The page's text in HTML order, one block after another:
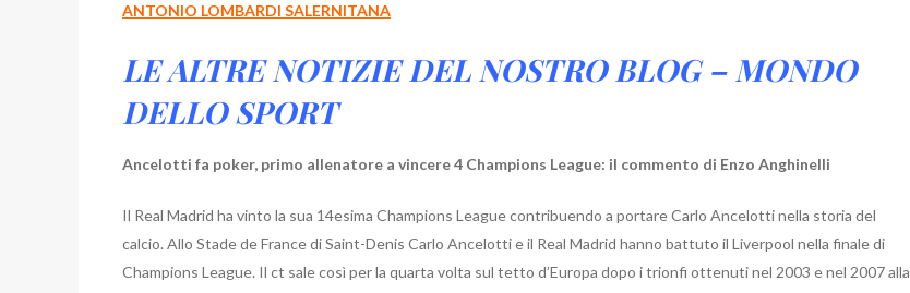
ANTONIO LOMBARDI SALERNITANA
LE ALTRE NOTIZIE DEL NOSTRO BLOG – MONDO
DELLO SPORT
Ancelotti fa poker, primo allenatore a vincere 4 Champions League: il commento di Enzo Anghinelli
Il Real Madrid ha vinto la sua 14esima Champions League contribuendo a portare Carlo Ancelotti nella storia del
calcio. Allo Stade de France di Saint-Denis Carlo Ancelotti e il Real Madrid hanno battuto il Liverpool nella finale di
Champions League. Il ct sale così per la quarta volta sul tetto d’Europa dopo i trionfi ottenuti nel 2003 e nel 2007 alla